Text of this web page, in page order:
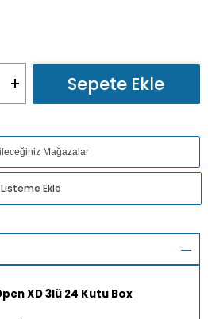
Sepete Ekle
Mağazalar
Listeme Ekle
XD 3lü 24 Kutu Box